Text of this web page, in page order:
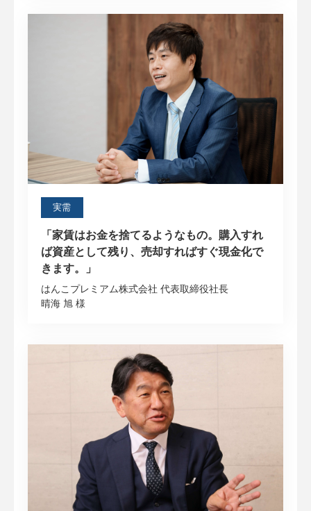
実需
「家賃はお金を捨てるようなもの。購入すれ
ば資産として残り、売却すればすぐ現金化で
きます。」
はんこプレミアム株式会社 代表取締役社長
晴海 旭 様